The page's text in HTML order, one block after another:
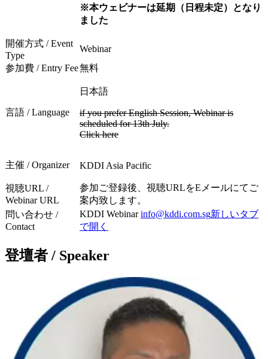
※本ウェビナーは延期（日程未定）となり
ました
開催方式 / Event
Type
Webinar
参加費 / Entry Fee無料
言語 / Language
日本語
if you prefer English Session, Webinar is
scheduled for 13th July.
Click here
主催 / Organizer KDDI Asia Pacific
視聴URL /
Webinar URL
参加ご登録後、視聴URLをEメールにてご
案内致します。
問い合わせ /
Contact
KDDI Webinarinfo@kddi.com.sg新しいタブ
で開く
登壇者 / Speaker